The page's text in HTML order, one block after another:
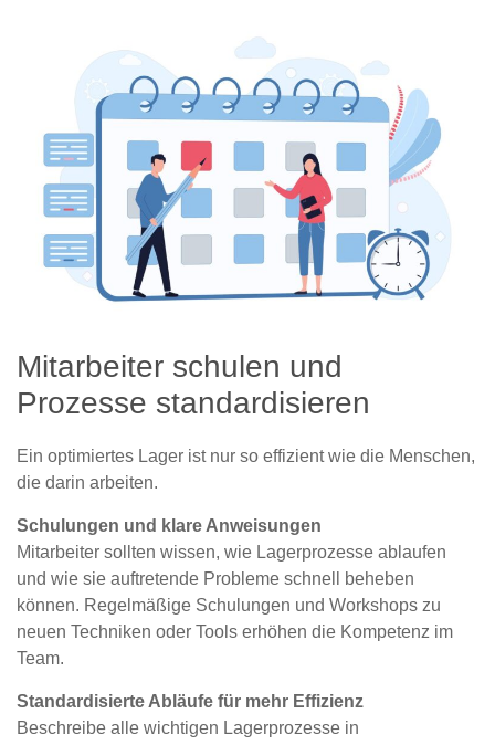
Mitarbeiter schulen und
Prozesse standardisieren
Ein optimiertes Lager ist nur so effizient wie die Menschen,
die darin arbeiten.
Schulungen und klare Anweisungen
Mitarbeiter sollten wissen, wie Lagerprozesse ablaufen
und wie sie auftretende Probleme schnell beheben
können. Regelmäßige Schulungen und Workshops zu
neuen Techniken oder Tools erhöhen die Kompetenz im
Team.
Standardisierte Abläufe für mehr Effizienz
Beschreibe alle wichtigen Lagerprozesse in